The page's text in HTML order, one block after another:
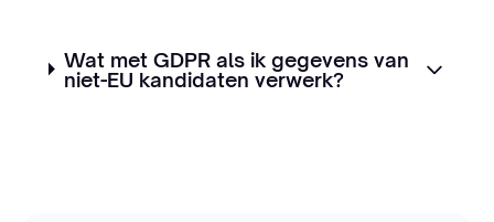
Wat met GDPR als ik gegevens van
niet-EU kandidaten verwerk?